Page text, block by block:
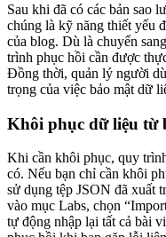
Sau khi đã có các bản sao
chúng là kỹ năng thiết yếu
của blog. Dù là chuyển
trình phục hồi cần được
Đồng thời, quản lý người
trọng của việc bảo mật dữ
Khôi phục dữ liệu từ
Khi cần khôi phục, quy
có. Nếu bạn chỉ cần khôi
sử dụng tệp JSON đã xuất
vào mục Labs, chọn
tự động nhập lại tất cả bài